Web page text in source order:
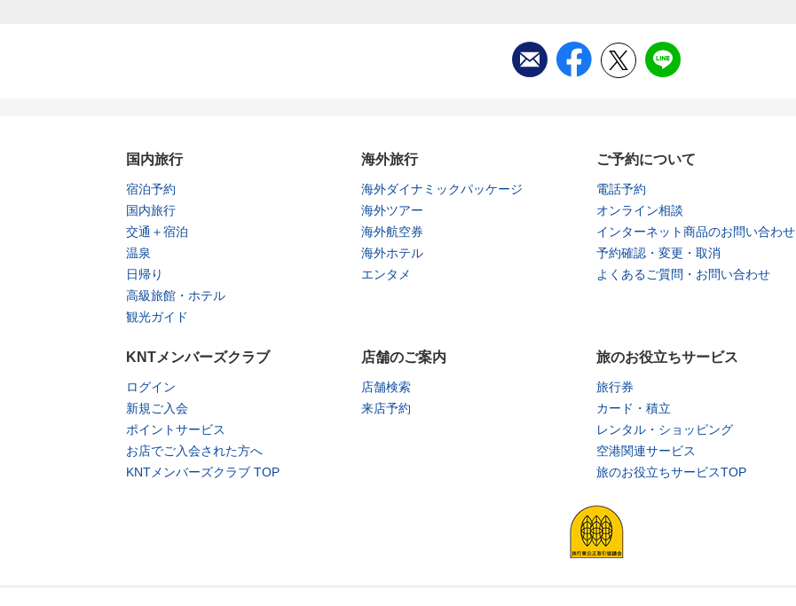
国内旅行
宿泊予約
国内旅行
交通＋宿泊
温泉
日帰り
高級旅館・ホテル
観光ガイド
海外旅行
海外ダイナミックパッケージ
海外ツアー
海外航空券
海外ホテル
エンタメ
ご予約について
電話予約
オンライン相談
インターネット商品のお問い合わせ
予約確認・変更・取消
よくあるご質問・お問い合わせ
KNTメンバーズクラブ
ログイン
新規ご入会
ポイントサービス
お店でご入会された方へ
KNTメンバーズクラブ TOP
店舗のご案内
店舗検索
来店予約
旅のお役立ちサービス
旅行券
カード・積立
レンタル・ショッピング
空港関連サービス
旅のお役立ちサービスTOP